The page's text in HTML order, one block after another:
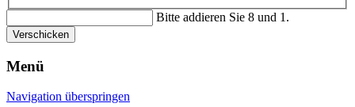
Bitte addieren Sie 8 und 1.
Verschicken
Menü
Navigation überspringen